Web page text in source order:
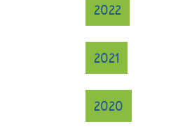
2022
2021
2020